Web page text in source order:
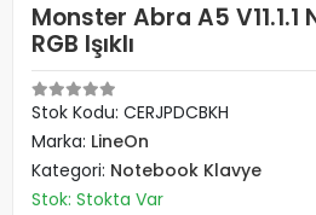
Monster Abra A5
RGB Işıklı
Stok Kodu: CERJPDCBKH
Marka: LineOn
Kategori: Notebook Klavye
Stok: Stokta Var